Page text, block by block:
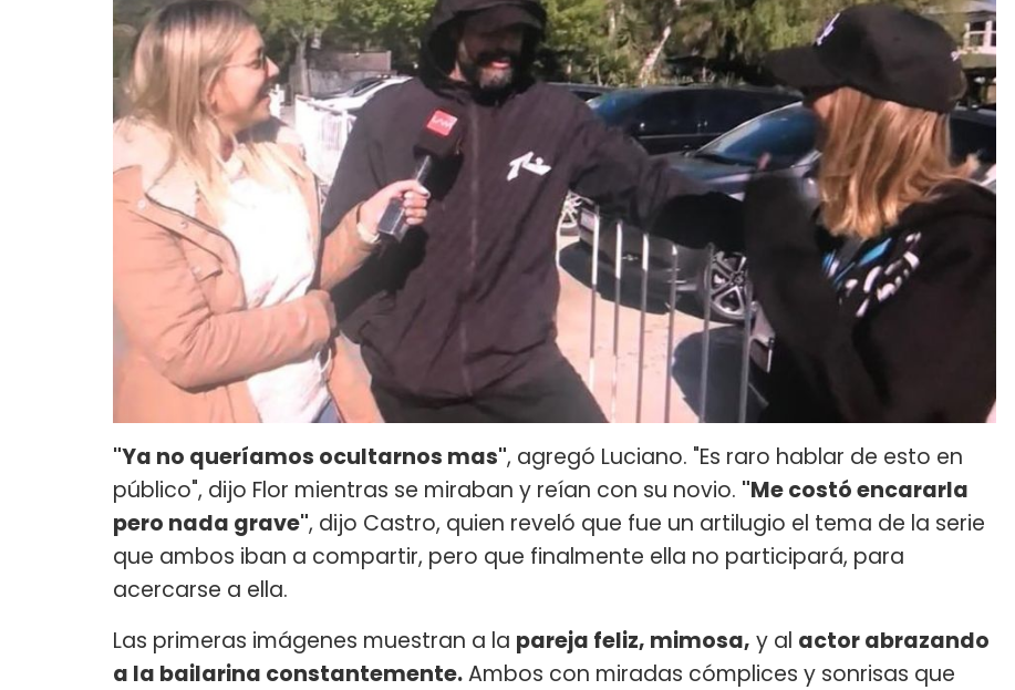
"Ya no queríamos ocultarnos mas", agregó Luciano. "Es raro hablar de esto en
público", dijo Flor mientras se miraban y reían con su novio. "Me costó encararla
pero nada grave", dijo Castro, quien reveló que fue un artilugio el tema de la serie
que ambos iban a compartir, pero que finalmente ella no participará, para
acercarse a ella.
Las primeras imágenes muestran a la pareja feliz, mimosa, y al actor abrazando
a la bailarina constantemente.Ambos con miradas cómplices y sonrisas que